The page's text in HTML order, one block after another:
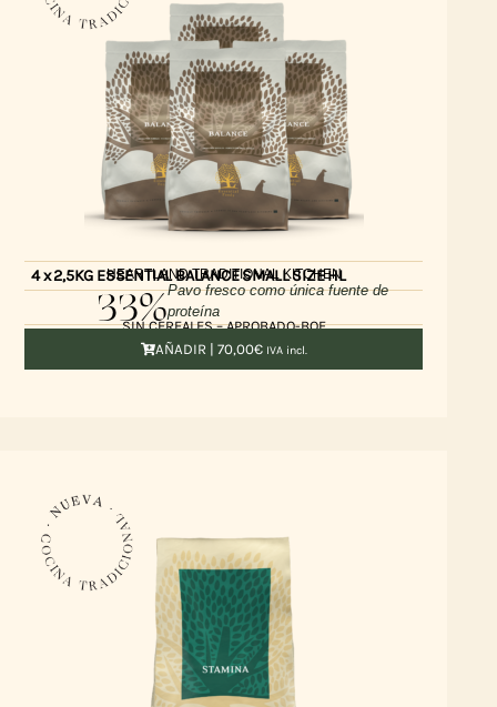
HEARTLAND TRADITIONAL KITCHEN
4 x 2,5KG ESSENTIAL BALANCE SMALL SIZE HL
33%Pavo fresco como única fuente de
proteína
SIN CEREALES – APROBADO-BOF
AÑADIR | 70,00€ IVA incl.